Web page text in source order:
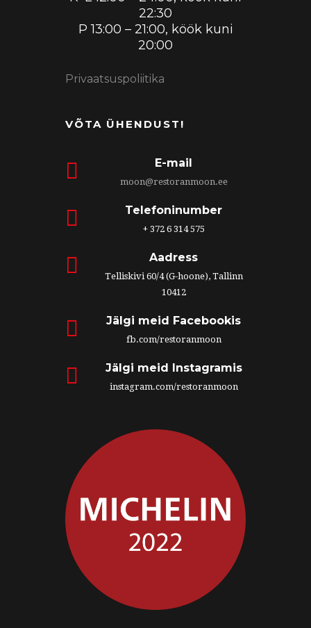
22:30
P 13:00 – 21:00, köök kuni
20:00
Privaatsuspoliitika
VÕTA ÜHENDUST!
E-mail
moon@restoranmoon.ee
Telefoninumber
+ 372 6 314 575
Aadress
Telliskivi 60/4 (G-hoone), Tallinn
10412
Jälgi meid Facebookis
fb.com/restoranmoon
Jälgi meid Instagramis
instagram.com/restoranmoon